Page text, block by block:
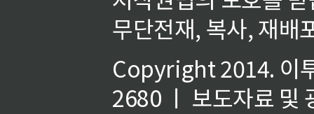
무단전재, 복사, 재배
Copyright 2014. 이
2680 ㅣ 보도자료